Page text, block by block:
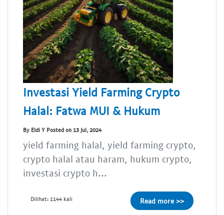
Investasi Yield Farming Crypto
Halal: Fatwa MUI & Hukum
By Eldi Y Posted on 13 Jul, 2024
yield farming halal, yield farming crypto,
crypto halal atau haram, hukum crypto,
investasi crypto h...
Dilihat: 1144 kali Read more >>